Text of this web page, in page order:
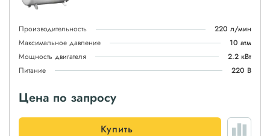
Производительность
220 л/мин
Максимальное давление
10 атм
Мощность двигателя
2.2 кВт
Питание
220 В
Цена по запросу
Купить